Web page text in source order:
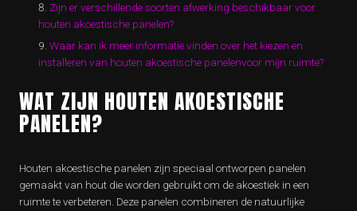
Zijn er verschillende soorten afwerking beschikbaar voor
houten akoestische panelen?
Waar kan ik meer informatie vinden over het kiezen en
installeren van houten akoestische panelenvoor mijn ruimte?
WAT ZIJN HOUTEN AKOESTISCHE
PANELEN?
Houten akoestische panelen zijn speciaal ontworpen panelen
gemaakt van hout die worden gebruikt om de akoestiek in een
ruimte te verbeteren. Deze panelen combineren de natuurlijke